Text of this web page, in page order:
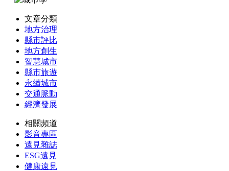
文章分類
地方治理
縣市評比
地方創生
智慧城市
縣市旅遊
永續城市
交通脈動
經濟發展
相關頻道
影音專區
遠見雜誌
ESG遠見
健康遠見